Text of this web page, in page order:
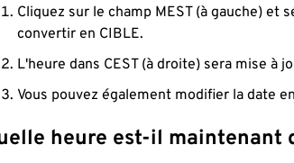
Cliquez sur le champ MEST (à gauche) et
convertir en CIBLE.
L'heure dans CEST (à droite) sera mise à
Vous pouvez également modifier la date
heure est-il maintenant